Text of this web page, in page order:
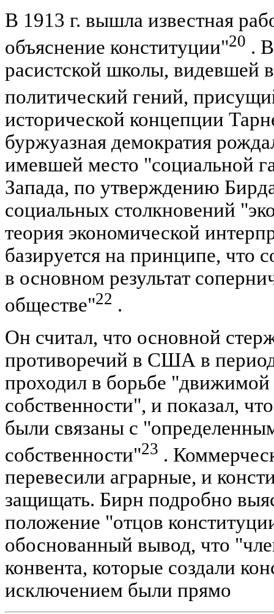
В 1913 г. вышла известная
объяснение конституции"20 .
расистской школы, видевшей
политический гений,
исторической концепции
буржуазная демократия
имевшей место "социальной
Запада, по утверждению
социальных столкновений
теория экономической
базируется на принципе, что
в основном результат
обществе"22 .
Он считал, что основной
противоречий в США в
проходил в борьбе
собственности", и показал,
были связаны с
собственности"23 .
перевесили аграрные, и
защищать. Бирн подробно
положение "отцов
обоснованный вывод, что
конвента, которые создали
исключением были прямо